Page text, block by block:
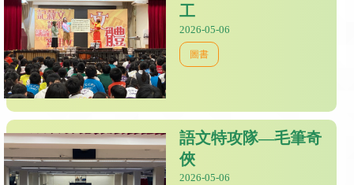
工
2026-05-06
圖書
語文特攻隊—毛筆奇
俠
2026-05-06